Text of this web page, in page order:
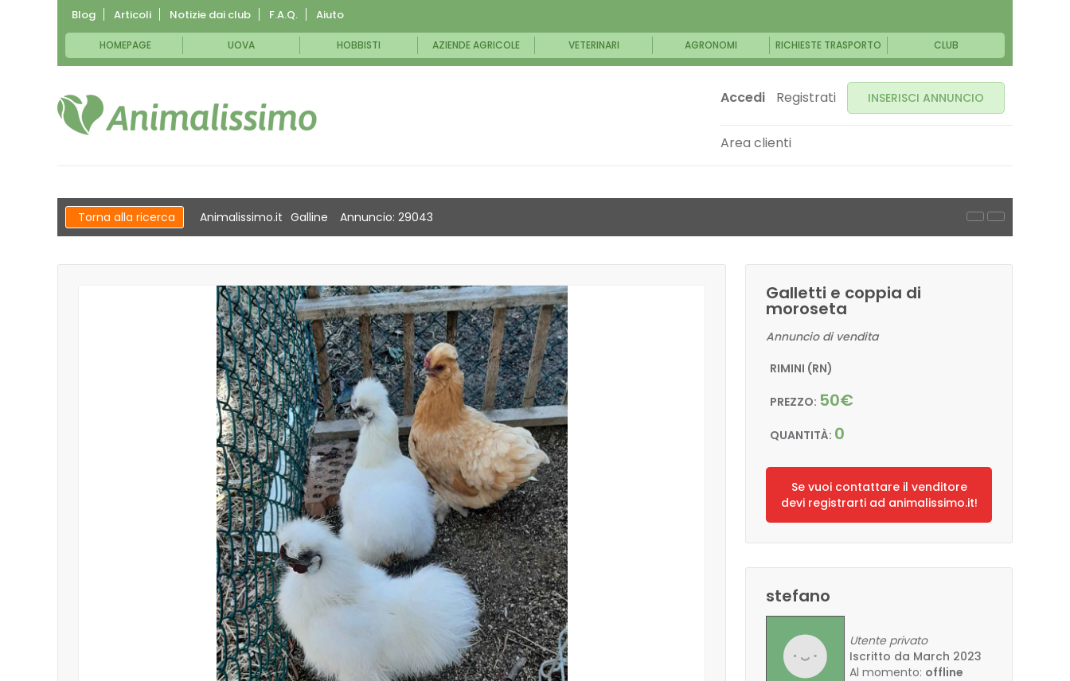
Blog Articoli Notizie dai club F.A.Q. Aiuto
HOMEPAGE UOVA HOBBISTI AZIENDE AGRICOLE VETERINARI AGRONOMI RICHIESTE TRASPORTO CLUB
Accedi Registrati INSERISCI ANNUNCIO
Area clienti
Torna alla ricerca Animalissimo.it Galline Annuncio: 29043
Galletti e coppia di
moroseta
Annuncio di vendita
RIMINI (RN)
PREZZO: 50€
QUANTITÀ: 0
Se vuoi contattare il venditore
devi registrarti ad animalissimo.it!
stefano
Utente privato
Iscritto da March 2023
Al momento: offline